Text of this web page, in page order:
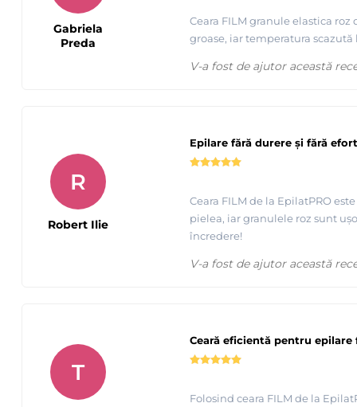
Ceara FILM granule elastica
groase, iar temperatura
Gabriela
Preda
V-a fost de ajutor această
Epilare fără durere și fără efort
Ceara FILM de la EpilatPRO
pielea, iar granulele roz sunt
încredere!
R
Robert Ilie
V-a fost de ajutor această
Ceară eficientă pentru epilare
Folosind ceara FILM de la
T